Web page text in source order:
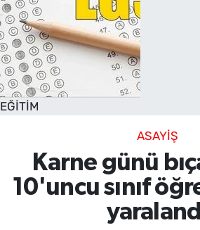
EĞİTİM
ASAYİŞ
Karne günü
10'uncu sınıf